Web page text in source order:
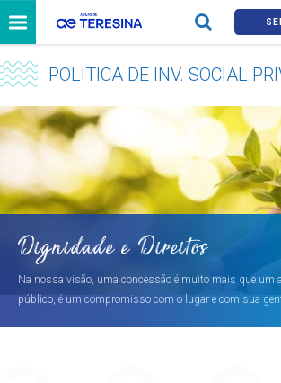
POLITICA DE INV. SOCIAL
Dignidade e Direitos
Na nossa visão, uma concessão é muito mais que um
público, é um compromisso com o lugar e com sua